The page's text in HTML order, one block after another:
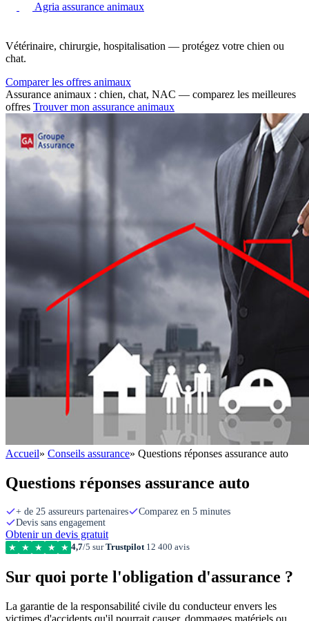
Agria assurance animaux
Vétérinaire, chirurgie, hospitalisation — protégez votre chien ou
chat.
Comparer les offres animaux
Assurance animaux : chien, chat, NAC — comparez les meilleures
offres Trouver mon assurance animaux
Accueil» Conseils assurance» Questions réponses assurance auto
Questions réponses assurance auto
+ de 25 assureurs partenaires
Comparez en 5 minutes
Devis sans engagement
Obtenir un devis gratuit
★ ★ ★ ★ ★ 4,7/5 surTrustpilot12 400 avis
Sur quoi porte l'obligation d'assurance ?
La garantie de la responsabilité civile du conducteur envers les
victimes d'accidents qu'il pourrait causer, dommages matériels ou